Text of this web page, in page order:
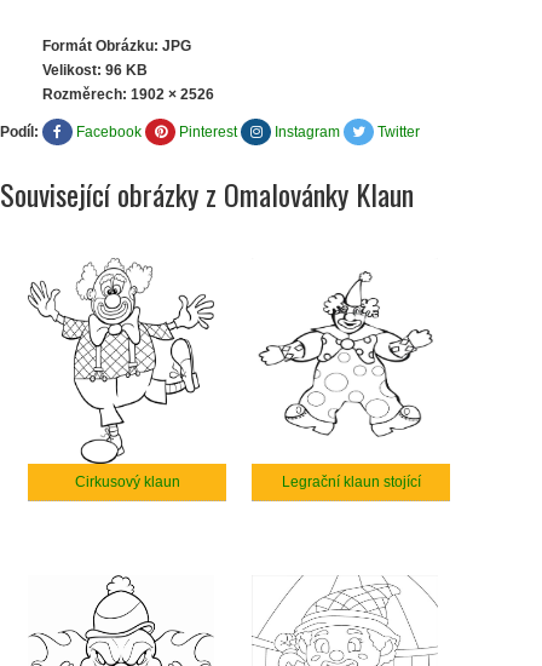
Formát Obrázku: JPG
Velikost: 96 KB
Rozměrech: 1902 × 2526
Podíl: Facebook Pinterest Instagram Twitter
Související obrázky z Omalovánky Klaun
Cirkusový klaun Legrační klaun stojící